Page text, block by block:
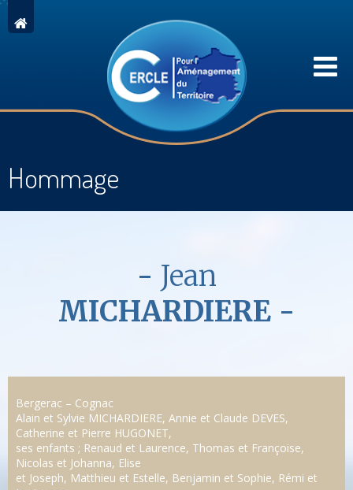
Hommage
Jean
MICHARDIERE
Bergerac – Cognac
Alain et Sylvie MICHARDIERE, Annie et Claude DEVES,
Catherine et Pierre HUGONET,
ses enfants ; Renaud et Laurence, Thomas et Françoise,
Nicolas et Johanna, Elise
et Joseph, Matthieu et Estelle, Benjamin et Sophie, Rémi et